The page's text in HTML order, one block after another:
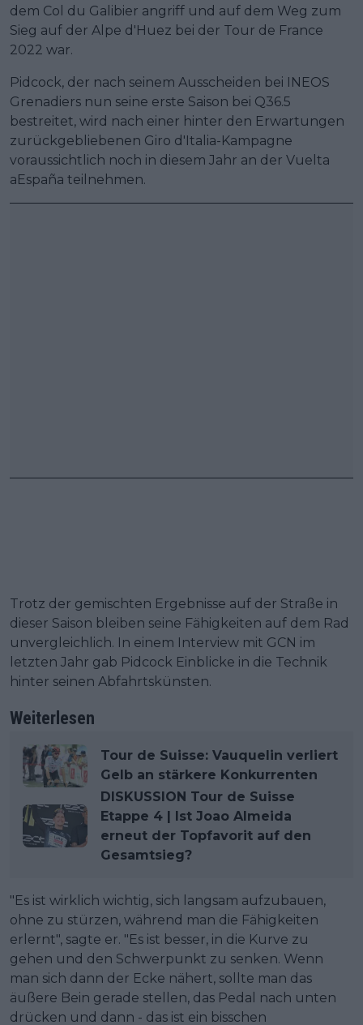
dem Col du Galibier angriff und auf dem Weg zum
Sieg auf der Alpe d'Huez bei der Tour de France
2022 war.
Pidcock, der nach seinem Ausscheiden bei INEOS
Grenadiers nun seine erste Saison bei Q36.5
bestreitet, wird nach einer hinter den Erwartungen
zurückgebliebenen Giro d'Italia-Kampagne
voraussichtlich noch in diesem Jahr an der Vuelta
aEspaña teilnehmen.
Trotz der gemischten Ergebnisse auf der Straße in
dieser Saison bleiben seine Fähigkeiten auf dem Rad
unvergleichlich. In einem Interview mit GCN im
letzten Jahr gab Pidcock Einblicke in die Technik
hinter seinen Abfahrtskünsten.
Weiterlesen
Tour de Suisse: Vauquelin verliert
Gelb an stärkere Konkurrenten
DISKUSSION Tour de Suisse
Etappe 4 | Ist Joao Almeida
erneut der Topfavorit auf den
Gesamtsieg?
"Es ist wirklich wichtig, sich langsam aufzubauen,
ohne zu stürzen, während man die Fähigkeiten
erlernt", sagte er. "Es ist besser, in die Kurve zu
gehen und den Schwerpunkt zu senken. Wenn
man sich dann der Ecke nähert, sollte man das
äußere Bein gerade stellen, das Pedal nach unten
drücken und dann - das ist ein bisschen